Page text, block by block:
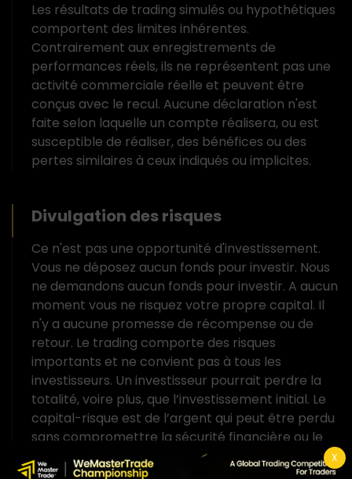
X
Les résultats de trading simulés ou hypothétiques
comportent des limites inhérentes.
Contrairement aux enregistrements de
performances réels, ils ne représentent pas une
activité commerciale réelle et peuvent être
conçus avec le recul. Aucune déclaration n'est
faite selon laquelle un compte réalisera, ou est
susceptible de réaliser, des bénéfices ou des
pertes similaires à ceux indiqués ou implicites.
Divulgation des risques
Ce n'est pas une opportunité d'investissement.
Vous ne déposez aucun fonds pour investir. Nous
ne demandons aucun fonds pour investir. A aucun
moment vous ne risquez votre propre capital. Il
n'y a aucune promesse de récompense ou de
retour. Le trading comporte des risques
importants et ne convient pas à tous les
investisseurs. Un investisseur pourrait perdre la
totalité, voire plus, que l’investissement initial. Le
capital-risque est de l’argent qui peut être perdu
sans compromettre la sécurité financière ou le
style de vie d’une personne. Seul le capital-risque
doit être utilisé pour le trading, et seuls ceux qui